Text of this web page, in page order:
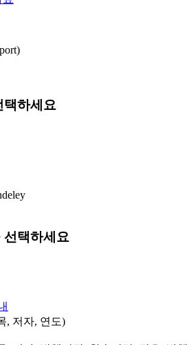
택하세요
선택하세요
, 저자, 연도)